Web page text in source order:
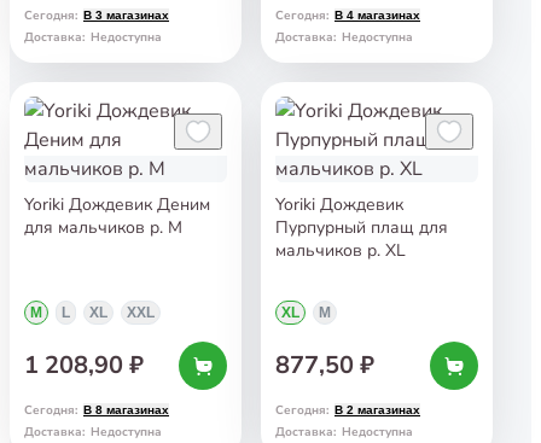
Сегодня: В 3 магазинах
Доставка: Недоступна
Сегодня: В 4 магазинах
Доставка: Недоступна
Yoriki Дождевик Деним
для мальчиков р. М
M L XL XXL
1 208,90 ₽
Сегодня: В 8 магазинах
Доставка: Недоступна
Yoriki Дождевик
Пурпурный плащ для
мальчиков р. XL
XL M
877,50 ₽
Сегодня: В 2 магазинах
Доставка: Недоступна